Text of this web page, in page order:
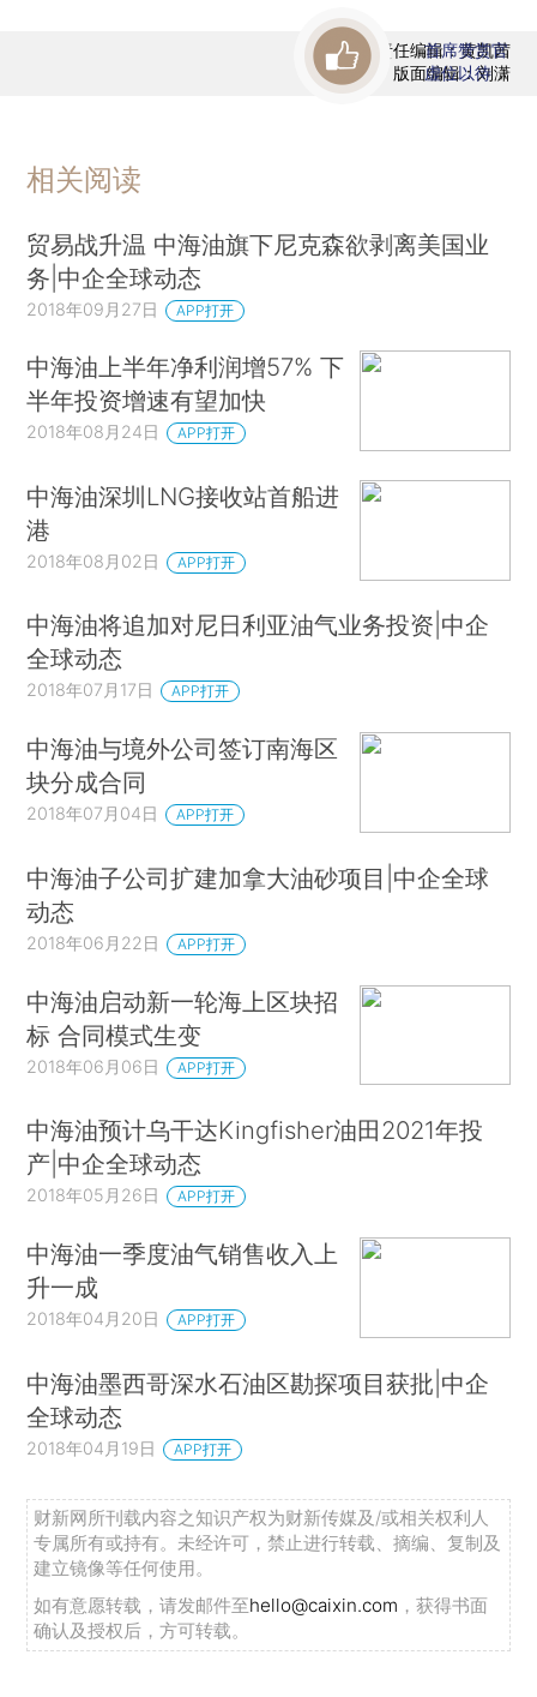
责任编辑：黄凯茜
版面编辑：刘潇
首席赞赏官
虚位以待
相关阅读
贸易战升温 中海油旗下尼克森欲剥离美国业
务|中企全球动态
2018年09月27日 APP打开
中海油上半年净利润增57% 下
半年投资增速有望加快
2018年08月24日 APP打开
中海油深圳LNG接收站首船进
港
2018年08月02日 APP打开
中海油将追加对尼日利亚油气业务投资|中企
全球动态
2018年07月17日 APP打开
中海油与境外公司签订南海区
块分成合同
2018年07月04日 APP打开
中海油子公司扩建加拿大油砂项目|中企全球
动态
2018年06月22日 APP打开
中海油启动新一轮海上区块招
标 合同模式生变
2018年06月06日 APP打开
中海油预计乌干达Kingfisher油田2021年投
产|中企全球动态
2018年05月26日 APP打开
中海油一季度油气销售收入上
升一成
2018年04月20日 APP打开
中海油墨西哥深水石油区勘探项目获批|中企
全球动态
2018年04月19日 APP打开
财新网所刊载内容之知识产权为财新传媒及/或相关权利人
专属所有或持有。未经许可，禁止进行转载、摘编、复制及
建立镜像等任何使用。
如有意愿转载，请发邮件至hello@caixin.com ，获得书面
确认及授权后，方可转载。